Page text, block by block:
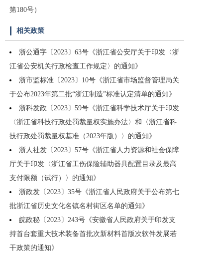
第180号）
相关政策
浙公通字〔2023〕63号《浙江省公安厅关于印发〈浙
江省公安机关行政检查工作规定〉的通知》
浙市监标准〔2023〕10号《浙江省市场监督管理局关
于公布2023年第二批“浙江制造”标准认定清单的通知》
浙科发政〔2023〕59号《浙江省科学技术厅关于印发
〈浙江省科技行政处罚裁量权实施办法〉和〈浙江省科
技行政处罚裁量权基准（2023年版）〉的通知》
浙人社发〔2023〕57号《浙江省人力资源和社会保障
厅关于印发〈浙江省工伤保险辅助器具配置目录及最高
支付限额（试行）〉的通知》
浙政发〔2023〕35号《浙江省人民政府关于公布第七
批浙江省历史文化名镇名村街区名单的通知》
皖政秘〔2023〕243号《安徽省人民政府关于印发支
持首台套重大技术装备首批次新材料首版次软件发展若
干政策的通知》